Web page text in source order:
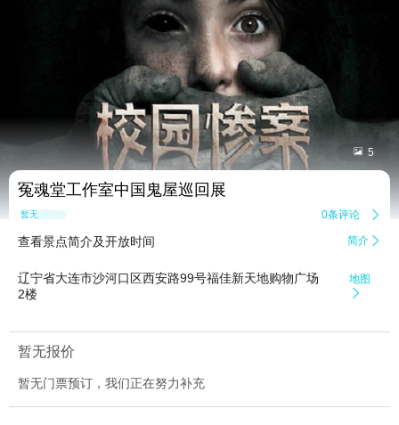
 5
冤魂堂工作室中国鬼屋巡回展
暂无点评 0条评论 
查看景点简介及开放时间 简介 
辽宁省大连市沙河口区西安路99号福佳新天地购物广场
2楼
地图

暂无报价
暂无门票预订，我们正在努力补充